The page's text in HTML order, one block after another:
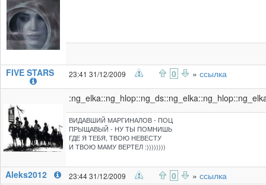
FIVE STARS 23:41 31/12/2009 0 » ссылка
ВИДАВШИЙ МАРГИНАЛОВ - ПОЦ
ПРЫЩАВЫЙ - НУ ТЫ ПОМНИШЬ
ГДЕ Я ТЕБЯ, ТВОЮ НЕВЕСТУ
И ТВОЮ МАМУ ВЕРТЕЛ :))))))))
Aleks2012 23:44 31/12/2009 0 » ссылка